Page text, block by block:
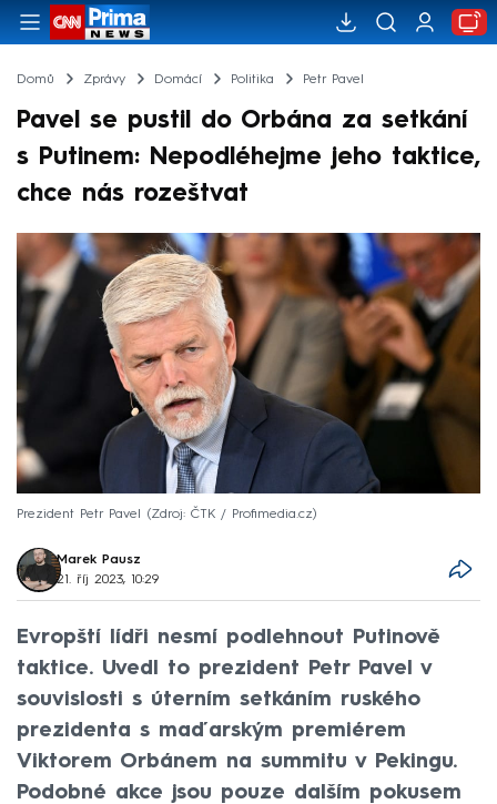
Domů Zprávy Domácí Politika Petr Pavel
Pavel se pustil do Orbána za setkání
s Putinem: Nepodléhejme jeho taktice,
chce nás rozeštvat
Prezident Petr Pavel Zdroj: ČTK / Profimedia.cz
Marek Pausz
21. říj 2023, 10:29
Evropští lídři nesmí podlehnout Putinově
taktice. Uvedl to prezident Petr Pavel v
souvislosti s úterním setkáním ruského
prezidenta s maďarským premiérem
Viktorem Orbánem na summitu v Pekingu.
Podobné akce jsou pouze dalším pokusem